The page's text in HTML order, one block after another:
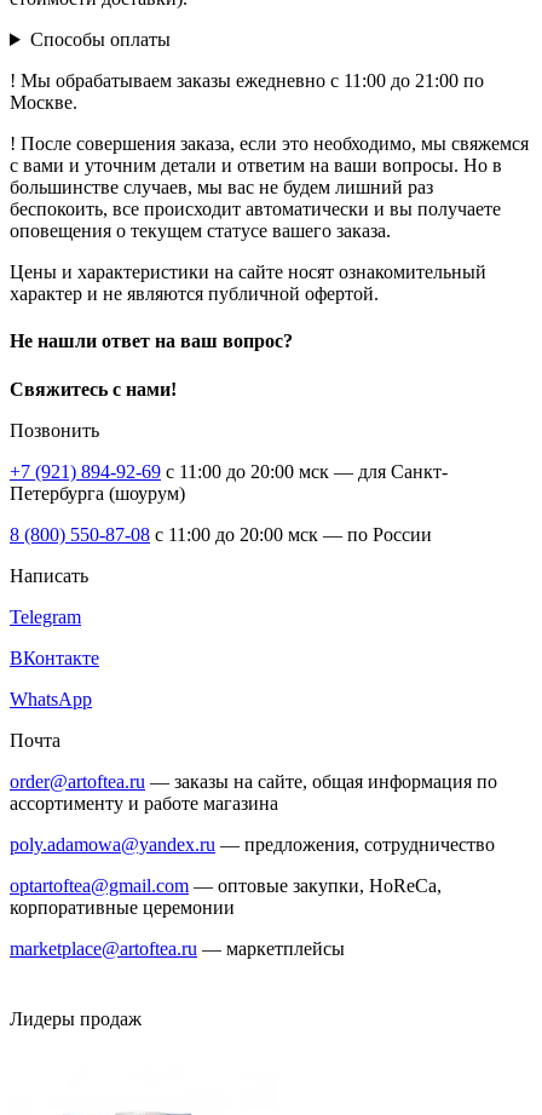
Способы оплаты
! Мы обрабатываем заказы ежедневно с 11:00 до 21:00 по
Москве.
! После совершения заказа, если это необходимо, мы свяжемся
с вами и уточним детали и ответим на ваши вопросы. Но в
большинстве случаев, мы вас не будем лишний раз
беспокоить, все происходит автоматически и вы получаете
оповещения о текущем статусе вашего заказа.
Цены и характеристики на сайте носят ознакомительный
характер и не являются публичной офертой.
Не нашли ответ на ваш вопрос?
Свяжитесь с нами!
Позвонить
+7 (921) 894-92-69 c 11:00 до 20:00 мск — для Санкт-
Петербурга (шоурум)
8 (800) 550-87-08 c 11:00 до 20:00 мск — по России
Написать
Telegram
ВКонтакте
WhatsApp
Почта
order@artoftea.ru — заказы на сайте, общая информация по
ассортименту и работе магазина
poly.adamowa@yandex.ru — предложения, сотрудничество
optartoftea@gmail.com — оптовые закупки, HoReCa,
корпоративные церемонии
marketplace@artoftea.ru — маркетплейсы
Лидеры продаж